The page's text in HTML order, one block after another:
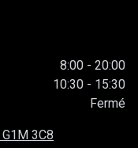
8:00 - 20:00
10:30 - 15:30
Fermé
G1M 3C8